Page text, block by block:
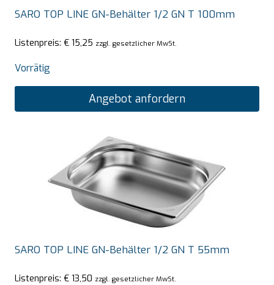
SARO TOP LINE GN-Behälter 1/2 GN T 100mm
Listenpreis: € 15,25 zzgl. gesetzlicher MwSt.
Vorrätig
Angebot anfordern
SARO TOP LINE GN-Behälter 1/2 GN T 55mm
Listenpreis: € 13,50 zzgl. gesetzlicher MwSt.